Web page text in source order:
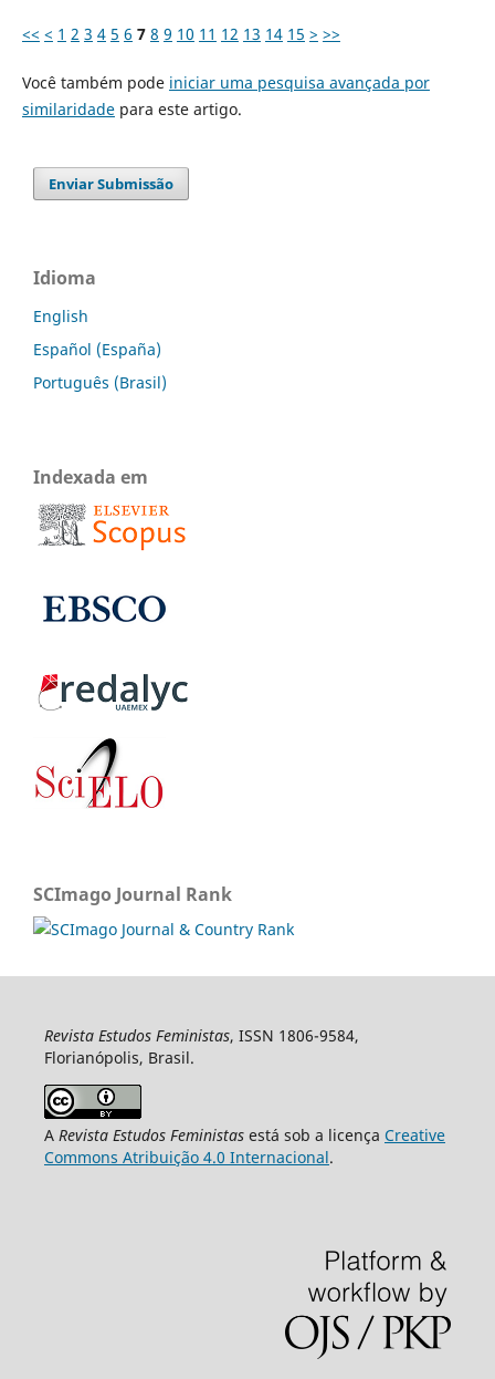
<< < 1 2 3 4 5 6 7 8 9 10 11 12 13 14 15 > >>
Você também pode iniciar uma pesquisa avançada por
similaridadepara este artigo.
Enviar Submissão
Idioma
English
Español (España)
Português (Brasil)
Indexada em
SCImago Journal Rank
Revista Estudos Feministas, ISSN 1806-9584,
Florianópolis, Brasil.
A Revista Estudos Feministasestá sob a licença Creative
Commons Atribuição 4.0 Internacional.